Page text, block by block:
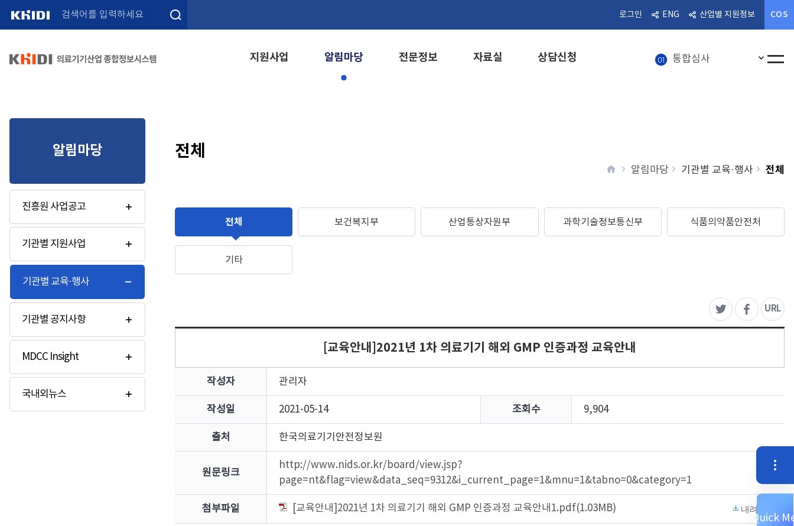
검색
로그인 ENG 산업별 지원정보 COS
지원사업 알림마당 전문정보 자료실 상담신청
06 뉴스레터
알림마당
인기
전체
알림마당
진흥원 사업공고
기관별 지원사업
기관별 교육·행사
기관별 공지사항
MDCC Insight
국내외뉴스
전체
home알림마당 기관별 교육·행사 전체
전체 보건복지부 산업통상자원부 과학기술정보통신부 식품의약품안전처
기타
트위터페이스북
URL주
[교육안내]2021년 1차 의료기기 해외 GMP 인증과정 교육안내
작성자 관리자
작성일 2021-05-14 조회수 9,904
출처 한국의료기기안전정보원
원문링크
http://www.nids.or.kr/board/view.jsp?
page=nt&flag=view&data_seq=9312&i_current_page=1&mnu=1&tabno=0&category=1
첨부파일 [교육안내]2021년 1차 의료기기 해외 GMP 인증과정 교육안내1.pdf(1.03MB) 내려받기
퀵
Quick